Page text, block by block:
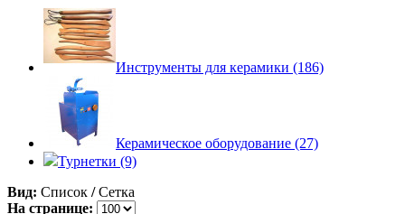
Инструменты для керамики (186)
Керамическое оборудование (27)
Турнетки (9)
Вид: Список / Сетка
На странице: